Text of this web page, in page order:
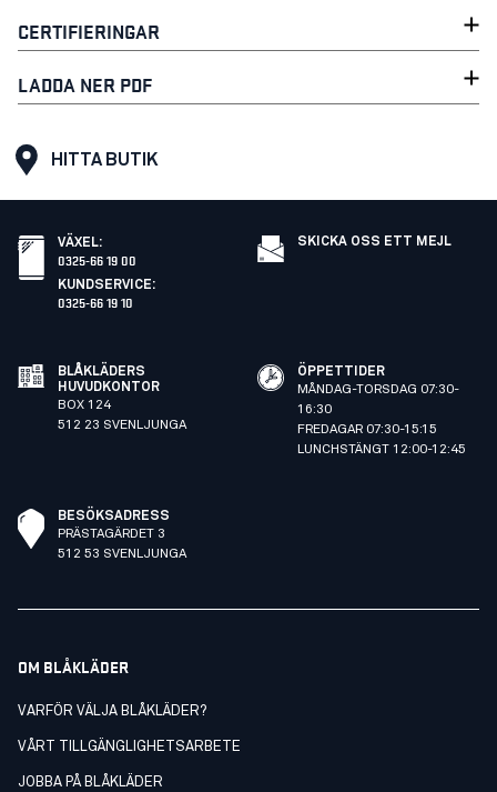
CERTIFIERINGAR
LADDA NER PDF
HITTA BUTIK
VÄXEL:
0325-66 19 00
KUNDSERVICE:
0325-66 19 10
SKICKA OSS ETT MEJL
BLÅKLÄDERS
HUVUDKONTOR
BOX 124
512 23 SVENLJUNGA
ÖPPETTIDER
MÅNDAG-TORSDAG 07:30-
16:30
FREDAGAR 07:30-15:15
LUNCHSTÄNGT 12:00-12:45
BESÖKSADRESS
PRÄSTAGÄRDET 3
512 53 SVENLJUNGA
OM BLÅKLÄDER
VARFÖR VÄLJA BLÅKLÄDER?
VÅRT TILLGÄNGLIGHETSARBETE
JOBBA PÅ BLÅKLÄDER